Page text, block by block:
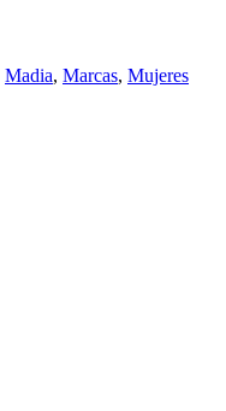
Madia, Marcas, Mujeres